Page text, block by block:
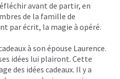
avant de partir, en
de la famille de
par écrit, la magie à opéré.
à son épouse Laurence.
idées lui plairont. Cette
des idées cadeaux. Il y a